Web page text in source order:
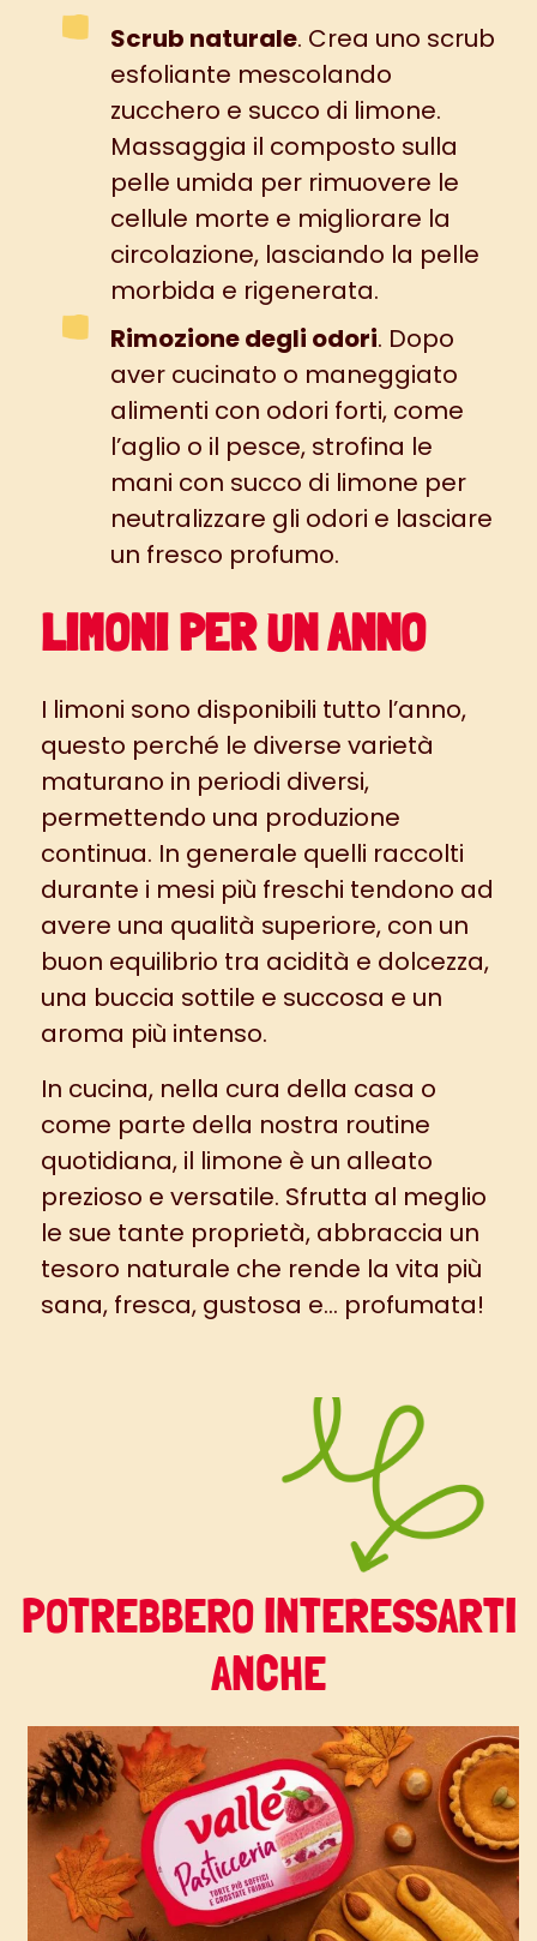
Scrub naturale. Crea uno scrub
esfoliante mescolando
zucchero e succo di limone.
Massaggia il composto sulla
pelle umida per rimuovere le
cellule morte e migliorare la
circolazione, lasciando la pelle
morbida e rigenerata.
Rimozione degli odori. Dopo
aver cucinato o maneggiato
alimenti con odori forti, come
l’aglio o il pesce, strofina le
mani con succo di limone per
neutralizzare gli odori e lasciare
un fresco profumo.
LIMONI PER UN ANNO
I limoni sono disponibili tutto l’anno,
questo perché le diverse varietà
maturano in periodi diversi,
permettendo una produzione
continua. In generale quelli raccolti
durante i mesi più freschi tendono ad
avere una qualità superiore, con un
buon equilibrio tra acidità e dolcezza,
una buccia sottile e succosa e un
aroma più intenso.
In cucina, nella cura della casa o
come parte della nostra routine
quotidiana, il limone è un alleato
prezioso e versatile. Sfrutta al meglio
le sue tante proprietà, abbraccia un
tesoro naturale che rende la vita più
sana, fresca, gustosa e… profumata!
POTREBBERO INTERESSARTI
ANCHE